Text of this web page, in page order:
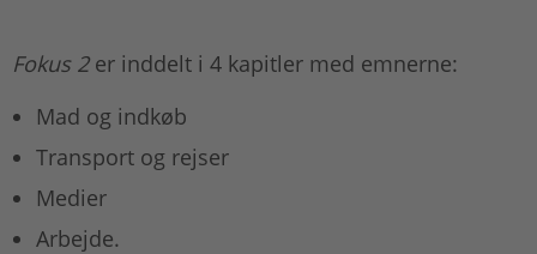
Fokus 2er inddelt i 4 kapitler med emnerne:
Mad og indkøb
Transport og rejser
Medier
Arbejde.